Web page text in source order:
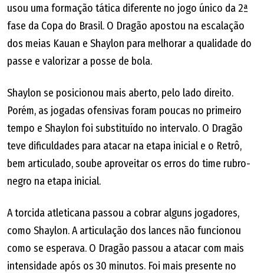
usou uma formação tática diferente no jogo único da 2ª
fase da Copa do Brasil. O Dragão apostou na escalação
dos meias Kauan e Shaylon para melhorar a qualidade do
passe e valorizar a posse de bola.
Shaylon se posicionou mais aberto, pelo lado direito.
Porém, as jogadas ofensivas foram poucas no primeiro
tempo e Shaylon foi substituído no intervalo. O Dragão
teve dificuldades para atacar na etapa inicial e o Retrô,
bem articulado, soube aproveitar os erros do time rubro-
negro na etapa inicial.
A torcida atleticana passou a cobrar alguns jogadores,
como Shaylon. A articulação dos lances não funcionou
como se esperava. O Dragão passou a atacar com mais
intensidade após os 30 minutos. Foi mais presente no